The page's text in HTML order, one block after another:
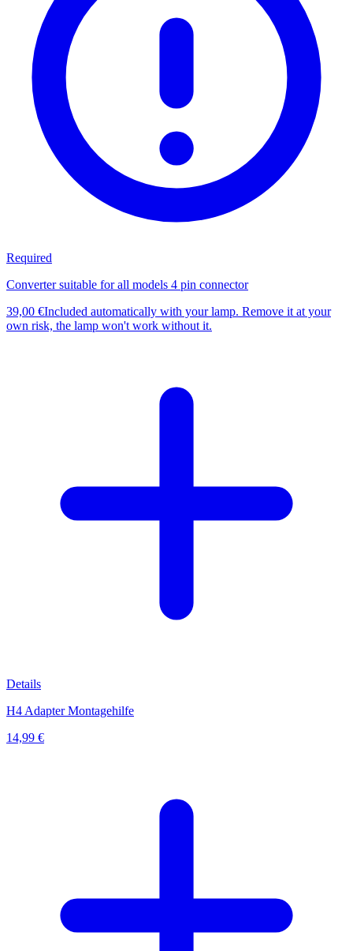
Required
Converter suitable for all models 4 pin connector
39,00 €Included automatically with your lamp. Remove it at your
own risk, the lamp won't work without it.
Details
H4 Adapter Montagehilfe
14,99 €